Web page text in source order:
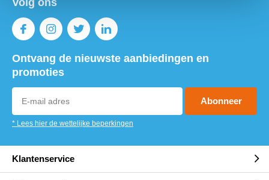
Volg ons
Ontvang de nieuwste aanbiedingen en
promoties
Abonneer
* Lees hier de wettelijke beperkingen
Klantenservice